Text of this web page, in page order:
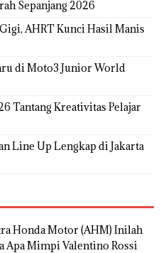
Sepanjang 2026
AHRT Kunci Hasil Manis
di Moto3 Junior World
Tantang Kreativitas Pelajar
Line Up Lengkap di Jakarta
Honda Motor (AHM) Inilah
Apa Mimpi Valentino Rossi